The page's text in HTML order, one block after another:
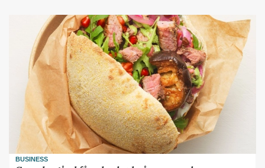
BUSINESS